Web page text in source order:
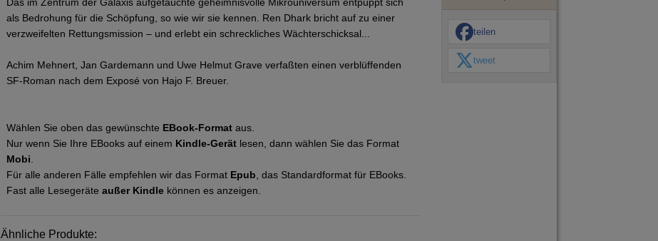
als Bedrohung für die Schöpfung, so wie wir sie kennen. Ren Dhark bricht auf zu einer
verzweifelten Rettungsmission – und erlebt ein schreckliches Wächterschicksal...
Achim Mehnert, Jan Gardemann und Uwe Helmut Grave verfaßten einen verblüffenden
SF-Roman nach dem Exposé von Hajo F. Breuer.
Wählen Sie oben das gewünschte EBook-Format aus.
Nur wenn Sie Ihre EBooks auf einem Kindle-Gerät lesen, dann wählen Sie das Format
Mobi
Für alle anderen Fälle empfehlen wir das Format Epub , das Standardformat für EBooks.
Fast alle Lesegeräte außer Kindle können es anzeigen.
Ähnliche Produkte:
teilen
tweet